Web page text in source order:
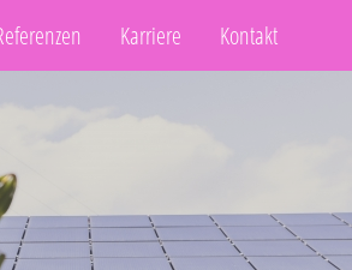
Karriere Kontakt